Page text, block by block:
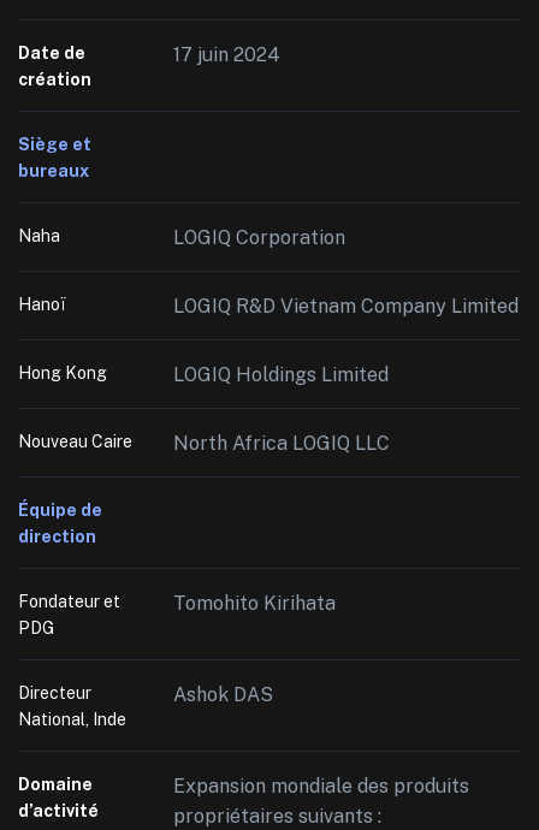
Date de
création
17 juin 2024
Siège et
bureaux
Naha LOGIQ Corporation
Hanoï LOGIQ R&D Vietnam Company Limited
Hong Kong LOGIQ Holdings Limited
Nouveau Caire North Africa LOGIQ LLC
Équipe de
direction
Fondateur et
PDG
Tomohito Kirihata
Directeur
National, Inde
Ashok DAS
Domaine
d’activité
Expansion mondiale des produits
propriétaires suivants :